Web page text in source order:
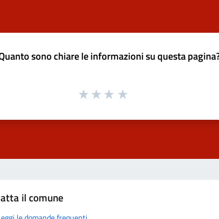
sono chiare le informazioni su questa
il comune